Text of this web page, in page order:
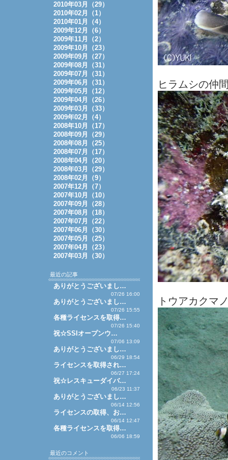
ヒラムシの仲
トウアカクマ
2010年03月（29）
2010年02月（1）
2010年01月（4）
2009年12月（6）
2009年11月（2）
2009年10月（23）
2009年09月（27）
2009年08月（31）
2009年07月（31）
2009年06月（31）
2009年05月（12）
2009年04月（26）
2009年03月（33）
2009年02月（4）
2008年10月（17）
2008年09月（29）
2008年08月（25）
2008年07月（17）
2008年04月（20）
2008年03月（29）
2008年02月（9）
2007年12月（7）
2007年10月（10）
2007年09月（28）
2007年08月（18）
2007年07月（22）
2007年06月（30）
2007年05月（25）
2007年04月（23）
2007年03月（30）
最近の記事
ありがとうございまし…
07/26 16:00
ありがとうございまし…
07/26 15:55
各種ライセンスを取得…
07/26 15:40
祝☆SSIオープンウ…
07/06 13:09
ありがとうございまし…
06/29 18:54
ライセンスを取得され…
06/27 17:24
祝☆レスキューダイバ…
06/23 11:37
ありがとうございまし…
06/14 12:56
ライセンスの取得、お…
06/14 12:47
各種ライセンスを取得…
06/06 18:59
最近のコメント